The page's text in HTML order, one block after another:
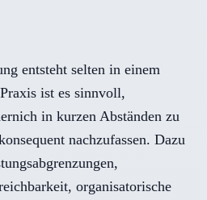
entsteht selten in einem
ist es sinnvoll,
in kurzen Abständen zu
nachzufassen. Dazu
organisatorische